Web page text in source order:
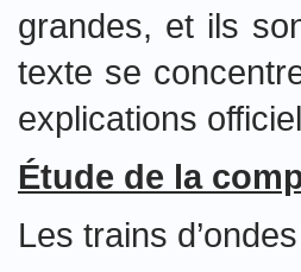
grandes, et ils
texte se
explications
Étude de la
Les trains